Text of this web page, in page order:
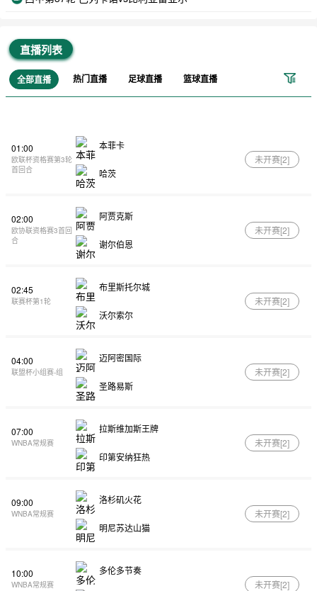
直播列表
全部直播 热门直播 足球直播 篮球直播
01:00
欧联杯资格赛第3轮
首回合
本菲卡
哈茨
未开赛[2]
02:00
欧协联资格赛3首回
合
阿贾克斯
谢尔伯恩
未开赛[2]
02:45
联赛杯第1轮
布里斯托尔城
沃尔索尔
未开赛[2]
04:00
联盟杯小组赛-组
迈阿密国际
圣路易斯
未开赛[2]
07:00
WNBA常规赛
拉斯维加斯王牌
印第安纳狂热
未开赛[2]
09:00
WNBA常规赛
洛杉矶火花
明尼苏达山猫
未开赛[2]
10:00
WNBA常规赛
多伦多节奏
未开赛[2]